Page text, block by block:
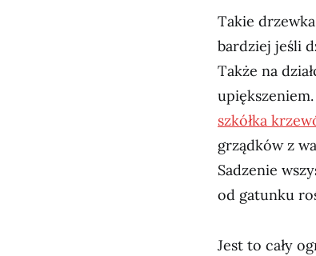
Takie
bardziej jeśli
Także na
szkółka
grządków z
Sadzenie
od gatunku
Jest to cały